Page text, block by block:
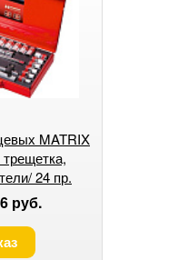
MATRIX
24 пр.
руб.